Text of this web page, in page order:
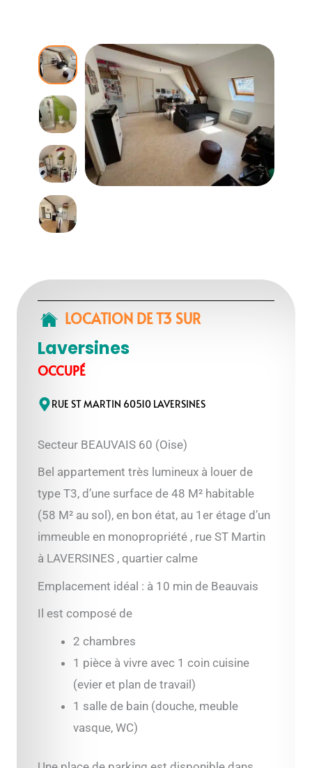
LOCATION DE T3 SUR
Laversines
OCCUPÉ
RUE ST MARTIN 60510 LAVERSINES
Secteur BEAUVAIS 60 (Oise)
Bel appartement très lumineux à louer de
type T3, d’une surface de 48 M² habitable
(58 M² au sol), en bon état, au 1er étage d’un
immeuble en monopropriété , rue ST Martin
à LAVERSINES , quartier calme
Emplacement idéal : à 10 min de Beauvais
Il est composé de
2 chambres
1 pièce à vivre avec 1 coin cuisine
(evier et plan de travail)
1 salle de bain (douche, meuble
vasque, WC)